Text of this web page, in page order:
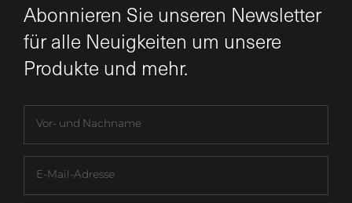
Abonnieren Sie unseren Newsletter
für alle Neuigkeiten um unsere
Produkte und mehr.